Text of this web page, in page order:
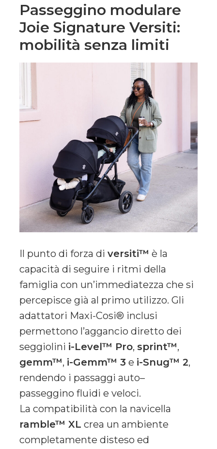
Passeggino modulare
Joie Signature Versiti:
mobilità senza limiti
Il punto di forza di versiti™ è la
capacità di seguire i ritmi della
famiglia con un’immediatezza che si
percepisce già al primo utilizzo. Gli
adattatori Maxi-Cosi® inclusi
permettono l’aggancio diretto dei
seggiolini i-Level™ Pro, sprint™,
gemm™, i-Gemm™ 3 e i-Snug™ 2,
rendendo i passaggi auto–
passeggino fluidi e veloci.
La compatibilità con la navicella
ramble™ XL crea un ambiente
completamente disteso ed